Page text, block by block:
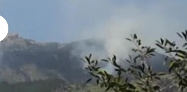
available